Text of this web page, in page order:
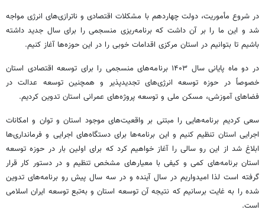
در شروع مأموریت، دولت چهاردهم با مشکلات اقتصادی و ناترازی‌های انرژی مواجه
شد و این ما را بر آن داشت که برنامه‌ریزی منسجمی را برای سال جدید داشته
باشیم تا بتوانیم در استان مرکزی اقدامات خوبی را در این حوزه‌ها آغاز کنیم.
در دو ماه پایانی سال ۱۴۰۳ برنامه‌های منسجمی را برای توسعه اقتصادی استان
خصوصاً در حوزه توسعه انرژی‌هایتجدیدپذیر و همچنین توسعه عدالت در
فضاهای آموزشی، مسکن ملی و توسعه پروژه‌های عمرانی استان تدوین کردیم.
سعی کردیم برنامه‌هایی را مبتنی بر واقعیت‌های موجود استان و توان و امکانات
اجرایی استان تنظیم کنیم و این برنامه‌ها برای دستگاه‌های اجرایی و فرمانداری‌ها
ابلاغ شد از این رو سالی را آغاز خواهیم کرد که برای اولین بار در حوزه توسعه
استان برنامه‌های کمی و کیفی با معیارهای مشخص تنظیم و در دستور کار قرار
گرفته است لذا امیدواریم در سال آینده و در سه سال پیش رو برنامه‌های تدوین
شده را به غایت برسانیم که نتیجه آن توسعه استان و به‌تبع توسعه ایران اسلامی
است.